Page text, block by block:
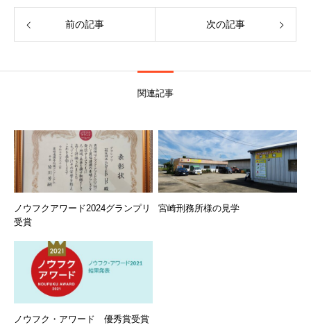
前の記事 次の記事
関連記事
ノウフクアワード2024グランプリ
受賞
宮崎刑務所様の見学
ノウフク・アワード 優秀賞受賞